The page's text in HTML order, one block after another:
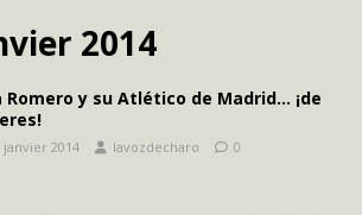
2014
Romero y su Atlético de Madrid… ¡de
janvier 2014 lavozdecharo 0